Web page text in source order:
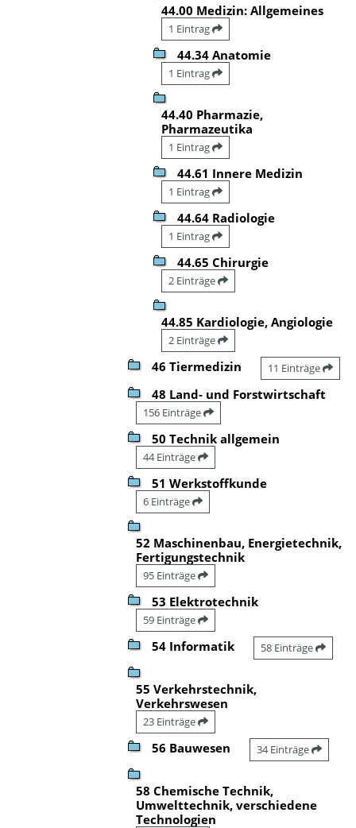
44.00 Medizin: Allgemeines
1 Eintrag
44.34 Anatomie
1 Eintrag
44.40 Pharmazie,
Pharmazeutika
1 Eintrag
44.61 Innere Medizin
1 Eintrag
44.64 Radiologie
1 Eintrag
44.65 Chirurgie
2 Einträge
44.85 Kardiologie, Angiologie
2 Einträge
46 Tiermedizin 11 Einträge
48 Land- und Forstwirtschaft
156 Einträge
50 Technik allgemein
44 Einträge
51 Werkstoffkunde
6 Einträge
52 Maschinenbau, Energietechnik,
Fertigungstechnik
95 Einträge
53 Elektrotechnik
59 Einträge
54 Informatik 58 Einträge
55 Verkehrstechnik,
Verkehrswesen
23 Einträge
56 Bauwesen 34 Einträge
58 Chemische Technik,
Umwelttechnik, verschiedene
Technologien